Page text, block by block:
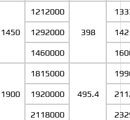
1450
1212000
398
1292000
1460000
1900
1815000
495.4
1920000
2118000